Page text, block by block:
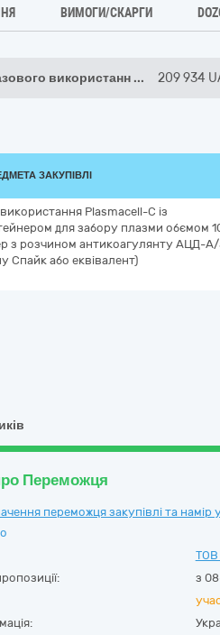
ВИМОГИ/СКАРГИ
використанн ... 209 934
ЗАКУПІВЛІ
Plasmacell-C із
для забору плазми обємом
з розчином антикоагулянту АЦД-
Спайк або еквівалент)
Переможця
переможця закупівлі та намір
ТОВ
з